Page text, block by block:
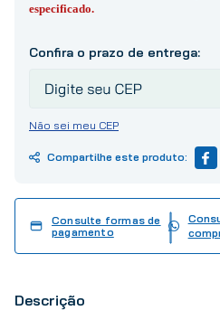
especificado.
Não sei meu CEP
Consulte formas de
pagamento
Descrição